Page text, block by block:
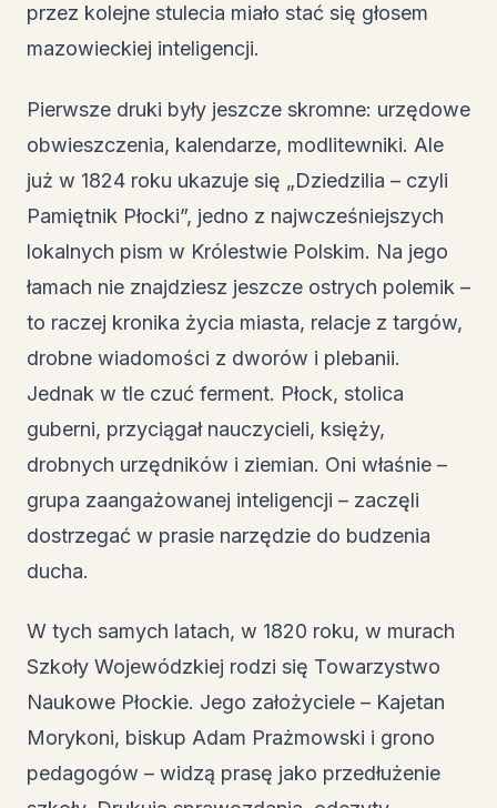
przez kolejne stulecia miało stać się głosem
mazowieckiej inteligencji.
Pierwsze druki były jeszcze skromne: urzędowe
obwieszczenia, kalendarze, modlitewniki. Ale
już w 1824 roku ukazuje się „Dziedzilia – czyli
Pamiętnik Płocki”, jedno z najwcześniejszych
lokalnych pism w Królestwie Polskim. Na jego
łamach nie znajdziesz jeszcze ostrych polemik –
to raczej kronika życia miasta, relacje z targów,
drobne wiadomości z dworów i plebanii.
Jednak w tle czuć ferment. Płock, stolica
guberni, przyciągał nauczycieli, księży,
drobnych urzędników i ziemian. Oni właśnie –
grupa zaangażowanej inteligencji – zaczęli
dostrzegać w prasie narzędzie do budzenia
ducha.
W tych samych latach, w 1820 roku, w murach
Szkoły Wojewódzkiej rodzi się Towarzystwo
Naukowe Płockie. Jego założyciele – Kajetan
Morykoni, biskup Adam Prażmowski i grono
pedagogów – widzą prasę jako przedłużenie